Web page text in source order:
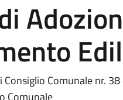
Consiglio Comunale nr.
Comunale